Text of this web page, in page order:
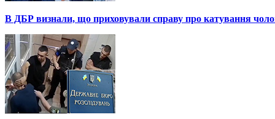
В ДБР визнали, що приховували справу про катування